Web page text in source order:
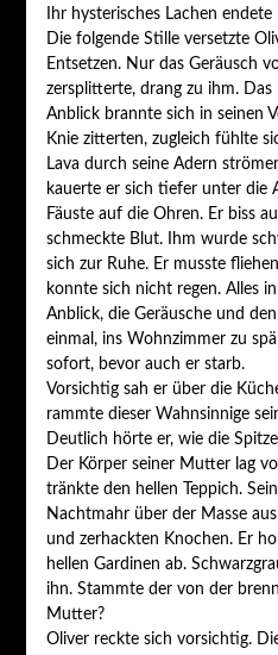
Ihr hysterisches Lachen
Die folgende Stille versetzte
Entsetzen. Nur das Geräusch
zersplitterte, drang zu ihm.
Anblick brannte sich in seinen
Knie zitterten, zugleich fühlte
Lava durch seine Adern
kauerte er sich tiefer unter die
Fäuste auf die Ohren. Er biss
schmeckte Blut. Ihm wurde
sich zur Ruhe. Er musste
konnte sich nicht regen. Alles
Anblick, die Geräusche und
einmal, ins Wohnzimmer zu
sofort, bevor auch er starb.
Vorsichtig sah er über die
rammte dieser Wahnsinnige
Deutlich hörte er, wie die
Der Körper seiner Mutter lag
tränkte den hellen Teppich.
Nachtmahr über der Masse
und zerhackten Knochen. Er
hellen Gardinen ab.
ihn. Stammte der von der
Mutter?
Oliver reckte sich vorsichtig.